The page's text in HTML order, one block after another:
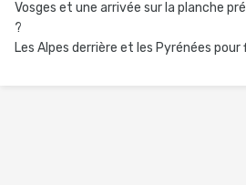
Vosges et une arrivée sur la planche
?
Les Alpes derrière et les Pyrénées pour